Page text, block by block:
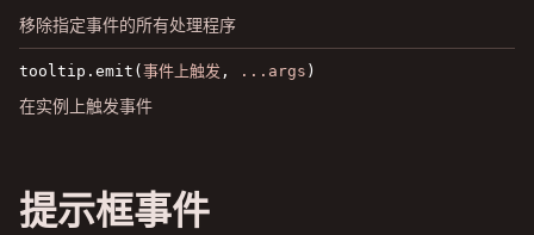
移除指定事件的所有处理程序
tooltip.emit( 事件上触发 , ...args )
在实例上触发事件
提示框事件